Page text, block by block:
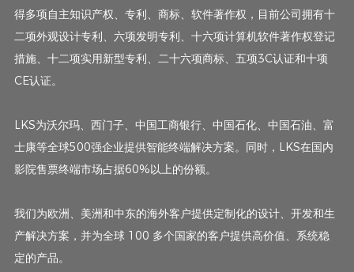
得多项自主知识产权、专利、商标、软件著作权，目前公司拥有十
二项外观设计专利、六项发明专利、十六项计算机软件著作权登记
措施、十二项实用新型专利、二十六项商标、五项3C认证和十项
CE认证。
LKS为沃尔玛、西门子、中国工商银行、中国石化、中国石油、富
士康等全球500强企业提供智能终端解决方案。同时，LKS在国内
影院售票终端市场占据60%以上的份额。
我们为欧洲、美洲和中东的海外客户提供定制化的设计、开发和生
产解决方案，并为全球 100 多个国家的客户提供高价值、系统稳
定的产品。